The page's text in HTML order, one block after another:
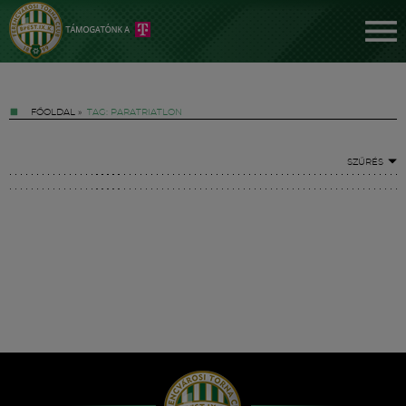
FŐOLDAL » TAG: PARATRIATLON
SZŰRÉS
Hírek